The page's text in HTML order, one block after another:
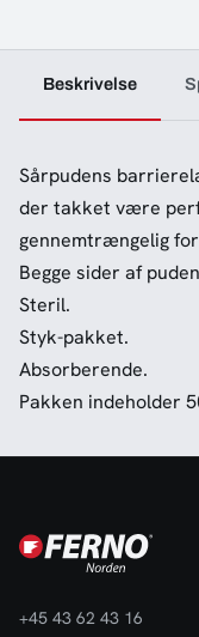
Beskrivelse
Sårpudens
der takket være
gennemtrængelig
Begge sider af
Steril.
Styk-pakket.
Absorberende.
Pakken indeholder
+45 43 62 43 16